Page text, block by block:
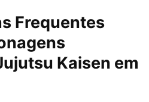
Frequentes
Kaisen em